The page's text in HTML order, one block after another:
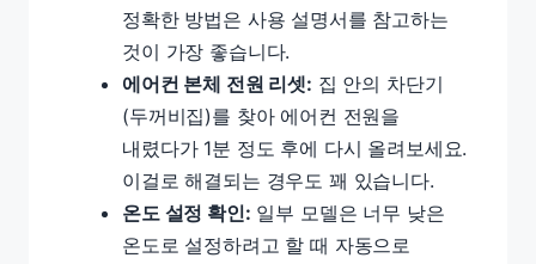
정확한 방법은 사용 설명서를 참고하는
것이 가장 좋습니다.
에어컨 본체 전원 리셋: 집 안의 차단기
(두꺼비집)를 찾아 에어컨 전원을
내렸다가 1분 정도 후에 다시 올려보세요.
이걸로 해결되는 경우도 꽤 있습니다.
온도 설정 확인: 일부 모델은 너무 낮은
온도로 설정하려고 할 때 자동으로